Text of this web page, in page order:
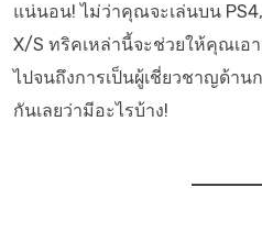
แน่นอน! ไม่ว่าคุณจะเล่นบน PS4,
X/S ทริคเหล่านี้จะช่วยให้คุณเอ
ไปจนถึงการเป็นผู้เชี่ยวชาญด้าน
กันเลยว่ามีอะไรบ้าง!